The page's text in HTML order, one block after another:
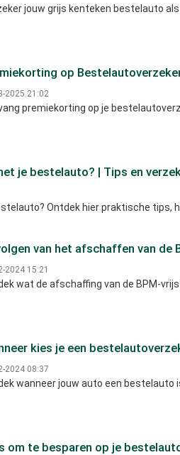
jouw grijs kenteken bestelauto
op
2025 21:02
premiekorting op je
je bestelauto? | Tips en
Ontdek hier praktische
van het afschaffen van
2024 15:21
wat de afschaffing van de BPM-
kies je een
2024 08:37
wanneer jouw auto een bestelauto
om te besparen op je